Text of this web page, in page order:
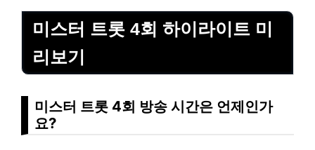
미스터 트롯 4회 하이라이트 미
리보기
미스터 트롯 4회 방송 시간은 언제인가
요?